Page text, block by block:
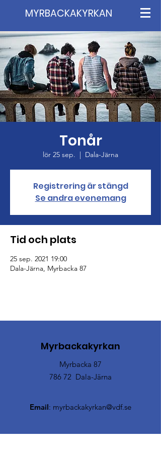
MYRBACKAKYRKAN
Tonår
lör 25 sep.
  |
Dala-Järna
Registrering är stängd
Se andra evenemang
Tid och plats
25 sep. 2021 19:00
Dala-Järna, Myrbacka 87
Myrbackakyrkan
Myrbacka 87
786 72 Dala-Järna
Email: myrbackakyrkan@vdf.se